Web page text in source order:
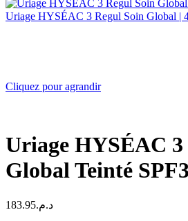
Uriage HYSÉAC 3 Regul Soin Global |
Cliquez pour agrandir
Uriage HYSÉAC 3
Global Teinté
د.م.183.95